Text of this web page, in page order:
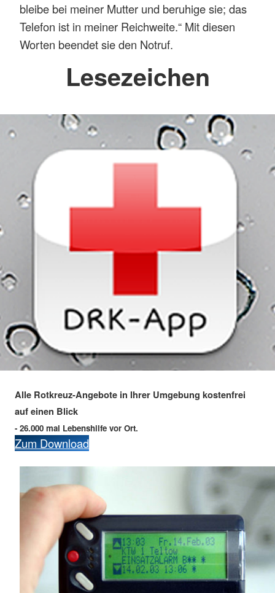
bleibe bei meiner Mutter und beruhige sie; das
Telefon ist in meiner Reichweite.“ Mit diesen
Worten beendet sie den Notruf.
Lesezeichen
Alle Rotkreuz-Angebote in Ihrer Umgebung kostenfrei
auf einen Blick
- 26.000 mal Lebenshilfe vor Ort.
Zum Download